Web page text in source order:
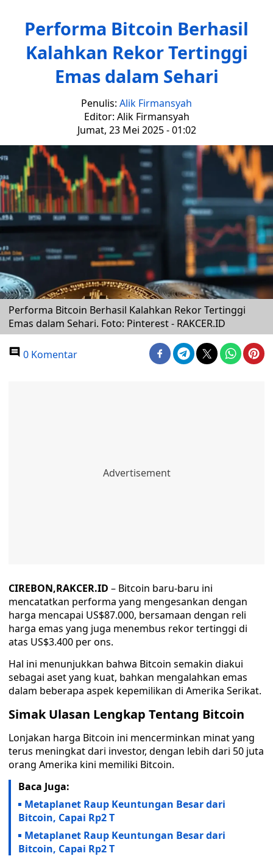
Performa Bitcoin Berhasil
Kalahkan Rekor Tertinggi
Emas dalam Sehari
Penulis: Alik Firmansyah
Editor: Alik Firmansyah
Jumat, 23 Mei 2025 - 01:02
Performa Bitcoin Berhasil Kalahkan Rekor Tertinggi
Emas dalam Sehari. Foto: Pinterest - RAKCER.ID
0 Komentar
CIREBON,RAKCER.ID – Bitcoin baru-baru ini
mencatatkan performa yang mengesankan dengan
harga mencapai US$87.000, bersamaan dengan reli
harga emas yang juga menembus rekor tertinggi di
atas US$3.400 per ons.
Hal ini menunjukkan bahwa Bitcoin semakin diakui
sebagai aset yang kuat, bahkan mengalahkan emas
dalam beberapa aspek kepemilikan di Amerika Serikat.
Simak Ulasan Lengkap Tentang Bitcoin
Lonjakan harga Bitcoin ini mencerminkan minat yang
terus meningkat dari investor, dengan lebih dari 50 juta
orang Amerika kini memiliki Bitcoin.
Baca Juga:
Metaplanet Raup Keuntungan Besar dari
Bitcoin, Capai Rp2 T
Metaplanet Raup Keuntungan Besar dari
Bitcoin, Capai Rp2 T